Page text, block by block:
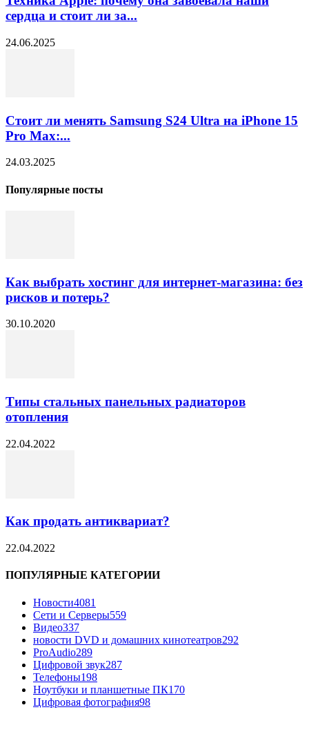
сердца и стоит ли за...
24.06.2025
Стоит ли менять Samsung S24 Ultra на iPhone 15
Pro Max:...
24.03.2025
Популярные посты
Как выбрать хостинг для интернет-магазина: без
рисков и потерь?
30.10.2020
Типы стальных панельных радиаторов
отопления
22.04.2022
Как продать антиквариат?
22.04.2022
ПОПУЛЯРНЫЕ КАТЕГОРИИ
Новости4081
Сети и Серверы559
Видео337
новости DVD и домашних кинотеатров292
ProAudio289
Цифровой звук287
Телефоны198
Ноутбуки и планшетные ПК170
Цифровая фотография98